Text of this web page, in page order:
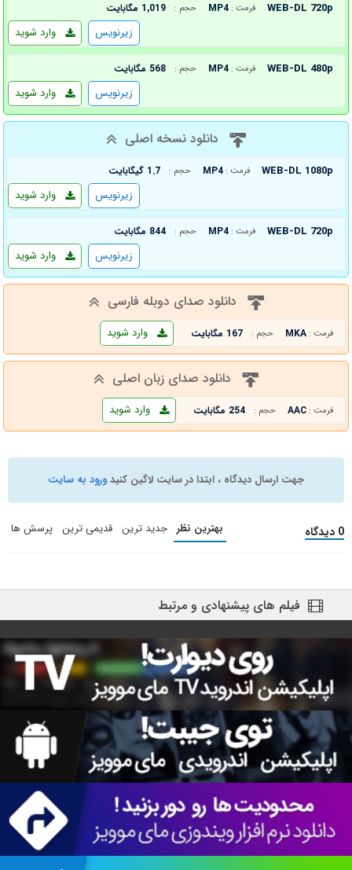
WEB-DL 720p فرمت : MP4 حجم : 1,019 مگابایت
وارد شوید زیرنویس
WEB-DL 480p فرمت : MP4 حجم : 568 مگابایت
وارد شوید زیرنویس
دانلود نسخه اصلی
WEB-DL 1080p فرمت : MP4 حجم : 1.7 گیگابایت
وارد شوید زیرنویس
WEB-DL 720p فرمت : MP4 حجم : 844 مگابایت
وارد شوید زیرنویس
دانلود صدای دوبله فارسی
فرمت : MKA حجم : 167 مگابایت وارد شوید
دانلود صدای زبان اصلی
فرمت : AAC حجم : 254 مگابایت وارد شوید
جهت ارسال دیدگاه ، ابتدا در سایت لاگین کنیدورود به سایت
0 دیدگاه بهترین نظر جدید ترین قدیمی ترین پرسش ها
فیلم های پیشنهادی و مرتبط